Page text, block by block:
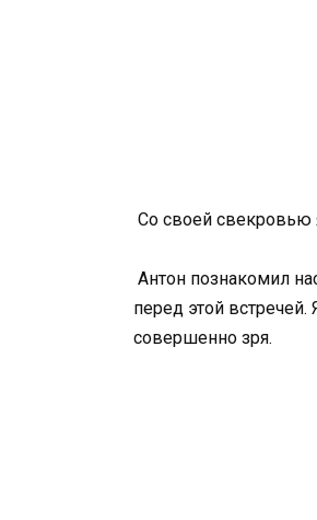
Со своей свекровью
Антон познакомил
перед этой
совершенно зря.